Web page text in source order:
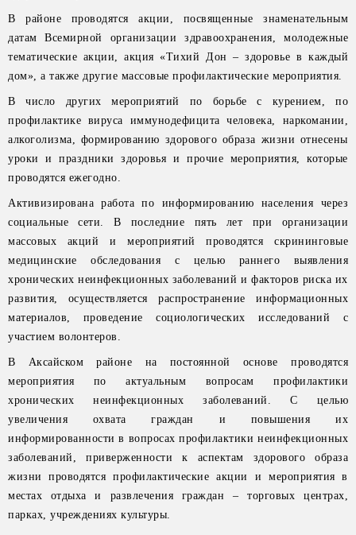
В районе проводятся акции, посвященные знаменательным
датам Всемирной организации здравоохранения, молодежные
тематические акции, акция «Тихий Дон – здоровье в каждый
дом», а также другие массовые профилактические мероприятия.
В число других мероприятий по борьбе с курением, по
профилактике вируса иммунодефицита человека, наркомании,
алкоголизма, формированию здорового образа жизни отнесены
уроки и праздники здоровья и прочие мероприятия, которые
проводятся ежегодно.
Активизирована работа по информированию населения через
социальные сети. В последние пять лет при организации
массовых акций и мероприятий проводятся скрининговые
медицинские обследования с целью раннего выявления
хронических неинфекционных заболеваний и факторов риска их
развития, осуществляется распространение информационных
материалов, проведение социологических исследований с
участием волонтеров.
В Аксайском районе на постоянной основе проводятся
мероприятия по актуальным вопросам профилактики
хронических неинфекционных заболеваний. С целью
увеличения охвата граждан и повышения их
информированности в вопросах профилактики неинфекционных
заболеваний, приверженности к аспектам здорового образа
жизни проводятся профилактические акции и мероприятия в
местах отдыха и развлечения граждан – торговых центрах,
парках, учреждениях культуры.